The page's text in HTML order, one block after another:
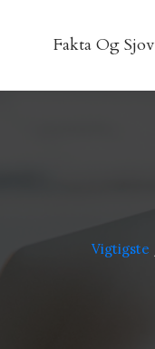
Fakta Og Sjov
Vigtigste